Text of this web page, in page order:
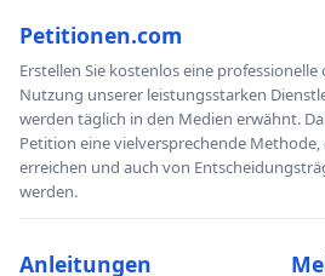
Petitionen.com
Erstellen Sie kostenlos eine
Nutzung unserer leistungsstarken
werden täglich in den Medien erwähnt.
Petition eine vielversprechende
erreichen und auch von
werden.
Anleitungen